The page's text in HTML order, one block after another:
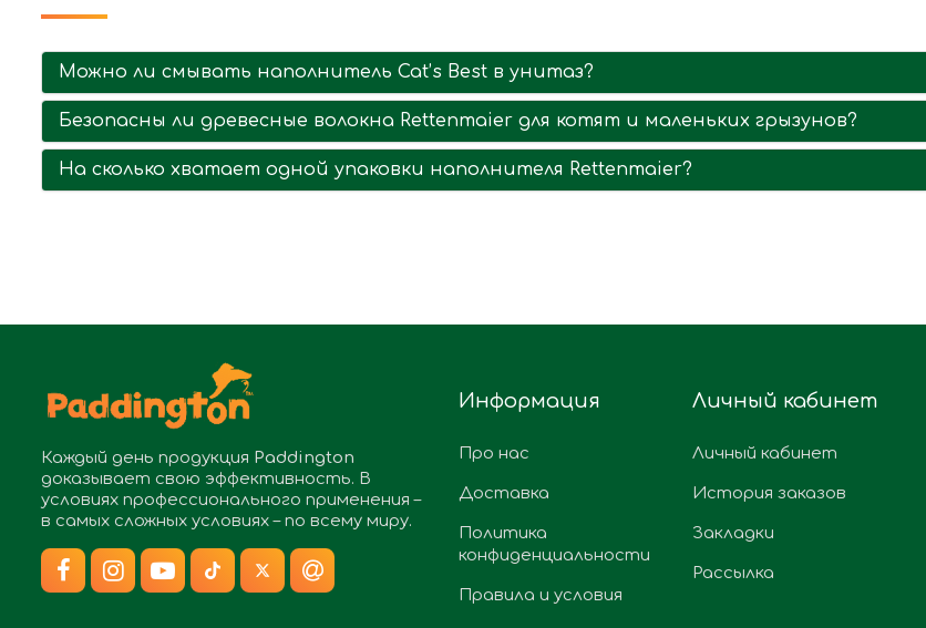
Можно ли смывать наполнитель Cat’s Best в унитаз?
Безопасны ли древесные волокна Rettenmaier для котят и маленьких грызунов?
На сколько хватает одной упаковки наполнителя Rettenmaier?
Каждый день продукция Paddington
доказывает свою эффективность. В
условиях профессионального применения –
в самых сложных условиях – по всему миру.
Информация
Про нас
Доставка
Политика
конфиденциальности
Правила и условия
Личный кабинет
Личный кабинет
История заказов
Закладки
Рассылка